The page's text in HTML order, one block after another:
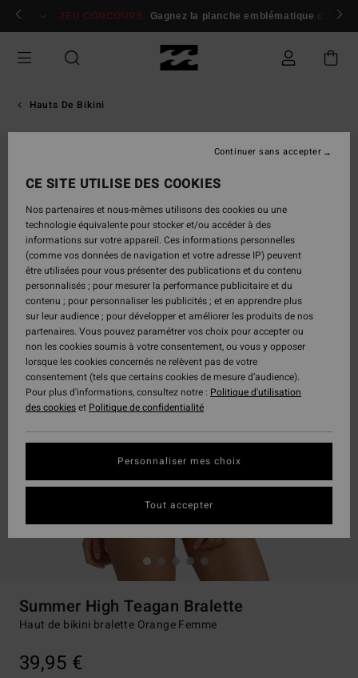
Passer
Se connecter / s'inscrire
JEU CONCOURS Gagnez la planche emblématique d'Andy
Hauts De Bikini
Summer High Teagan Bralette
Haut de bikini bralette Orange Femme
39,95 €
CE SITE UTILISE DES COOKIES
Nos partenaires et nous-mêmes utilisons des cookies ou une
technologie équivalente pour stocker et/ou accéder à des
informations sur votre appareil. Ces informations personnelles
(comme vos données de navigation et votre adresse IP) peuvent
être utilisées pour vous présenter des publications et du contenu
personnalisés ; pour mesurer la performance publicitaire et du
contenu ; pour personnaliser les publicités ; et en apprendre plus
sur leur audience ; pour développer et améliorer les produits de nos
partenaires. Vous pouvez paramétrer vos choix pour accepter ou
non les cookies soumis à votre consentement, ou vous y opposer
lorsque les cookies concernés ne relèvent pas de votre
consentement (tels que certains cookies de mesure d’audience).
Pour plus d'informations, consultez notre : Politique d'utilisation
des cookieset Politique de confidentialité
Personnaliser mes choix
Continuer sans accepter
Tout accepter